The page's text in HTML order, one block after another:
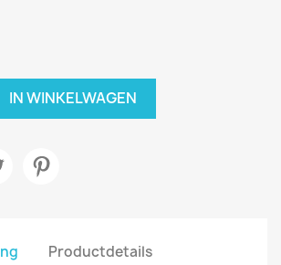
IN WINKELWAGEN
Productdetails